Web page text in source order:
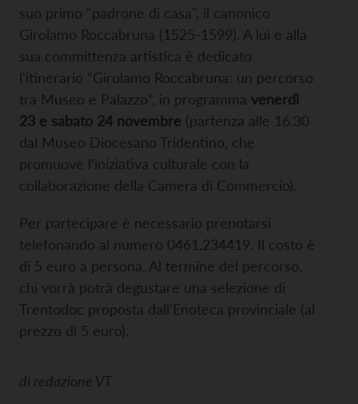
suo primo "padrone di casa", il canonico
Girolamo Roccabruna (1525-1599). A lui e alla
sua committenza artistica è dedicato
l'itinerario “Girolamo Roccabruna: un percorso
tra Museo e Palazzo”, in programma venerdì
23 e sabato 24 novembre (partenza alle 16.30
dal Museo Diocesano Tridentino, che
promuove l’iniziativa culturale con la
collaborazione della Camera di Commercio).
Per partecipare è necessario prenotarsi
telefonando al numero 0461.234419. Il costo è
di 5 euro a persona. Al termine del percorso,
chi vorrà potrà degustare una selezione di
Trentodoc proposta dall'Enoteca provinciale (al
prezzo di 5 euro).
di redazione VT